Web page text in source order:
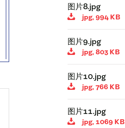
图片8.jpg
jpg, 994 KB
图片9.jpg
jpg, 803 KB
图片10.jpg
jpg, 766 KB
图片11.jpg
jpg, 1069 KB